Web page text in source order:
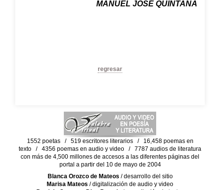
MANUEL JOSÉ QUINTANA
regresar
1552 poetas / 519 escritores literarios / 16,458 poemas en
texto / 4356 poemas en audio y video / 7787 audios de literatura
con más de 4,500 millones de accesos a las diferentes páginas del
portal a partir del 10 de mayo de 2004
Blanca Orozco de Mateos / desarrollo del sitio
Marisa Mateos / digitalización de audio y video